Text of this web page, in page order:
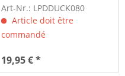
Art-Nr.: LPDDUCK080
Article doit être
commandé
19,95 € *